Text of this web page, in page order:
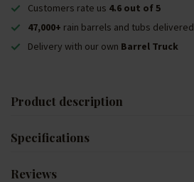
Customers rate us 4.6 out of 5
47,000+ rain barrels and tubs delivered
Delivery with our own Barrel Truck
Product description
Specifications
Reviews